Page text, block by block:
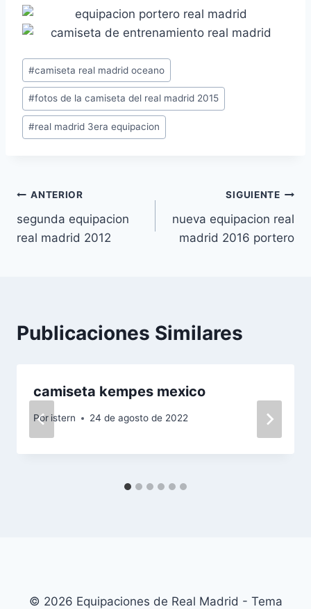
Etiquetas
de
la
entrada:
#camiseta real madrid oceano
#fotos de la camiseta del real madrid 2015
#real madrid 3era equipacion
Navegación
de
ANTERIOR
segunda equipacion
real madrid 2012
SIGUIENTE
nueva equipacion real
madrid 2016 portero
Publicaciones Similares
camiseta kempes mexico
Por istern 24 de agosto de 2022
© 2026 Equipaciones de Real Madrid - Tema